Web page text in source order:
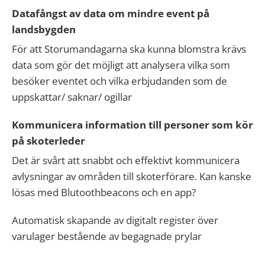
Datafångst av data om mindre event på
landsbygden
För att Storumandagarna ska kunna blomstra krävs
data som gör det möjligt att analysera vilka som
besöker eventet och vilka erbjudanden som de
uppskattar/ saknar/ ogillar
Kommunicera information till personer som kör
på skoterleder
Det är svårt att snabbt och effektivt kommunicera
avlysningar av områden till skoterförare. Kan kanske
lösas med Blutoothbeacons och en app?
Automatisk skapande av digitalt register över
varulager bestående av begagnade prylar